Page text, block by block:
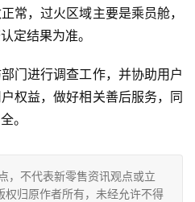
常，过火区域主要是乘员舱，
定结果为准。
门进行调查工作，并协助用户
权益，做好相关善后服务，同
。
，不代表新零售资讯观点或立
权归原作者所有，未经允许不得